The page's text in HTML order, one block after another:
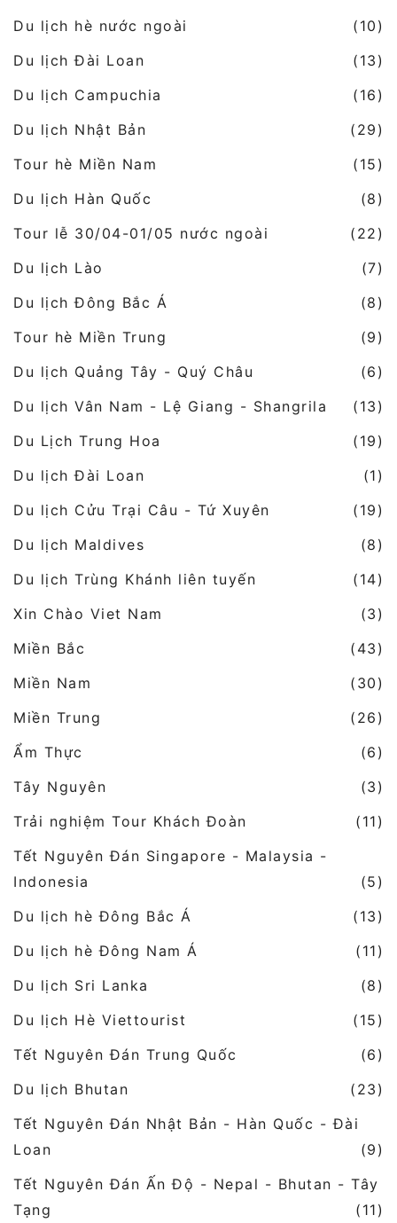
Du lịch hè nước ngoài
(10)
Du lịch Đài Loan
(13)
Du lịch Campuchia
(16)
Du lịch Nhật Bản
(29)
Tour hè Miền Nam
(15)
Du lịch Hàn Quốc
(8)
Tour lễ 30/04-01/05 nước ngoài
(22)
Du lịch Lào
(7)
Du lịch Đông Bắc Á
(8)
Tour hè Miền Trung
(9)
Du lịch Quảng Tây - Quý Châu
(6)
Du lịch Vân Nam - Lệ Giang - Shangrila
(13)
Du Lịch Trung Hoa
(19)
Du lịch Đài Loan
(1)
Du lịch Cửu Trại Câu - Tứ Xuyên
(19)
Du lịch Maldives
(8)
Du lịch Trùng Khánh liên tuyến
(14)
Xin Chào Viet Nam
(3)
Miền Bắc
(43)
Miền Nam
(30)
Miền Trung
(26)
Ẩm Thực
(6)
Tây Nguyên
(3)
Trải nghiệm Tour Khách Đoàn
(11)
Tết Nguyên Đán Singapore - Malaysia -
Indonesia
(5)
Du lịch hè Đông Bắc Á
(13)
Du lịch hè Đông Nam Á
(11)
Du lịch Sri Lanka
(8)
Du lịch Hè Viettourist
(15)
Tết Nguyên Đán Trung Quốc
(6)
Du lịch Bhutan
(23)
Tết Nguyên Đán Nhật Bản - Hàn Quốc - Đài
Loan
(9)
Tết Nguyên Đán Ấn Độ - Nepal - Bhutan - Tây
Tạng
(11)